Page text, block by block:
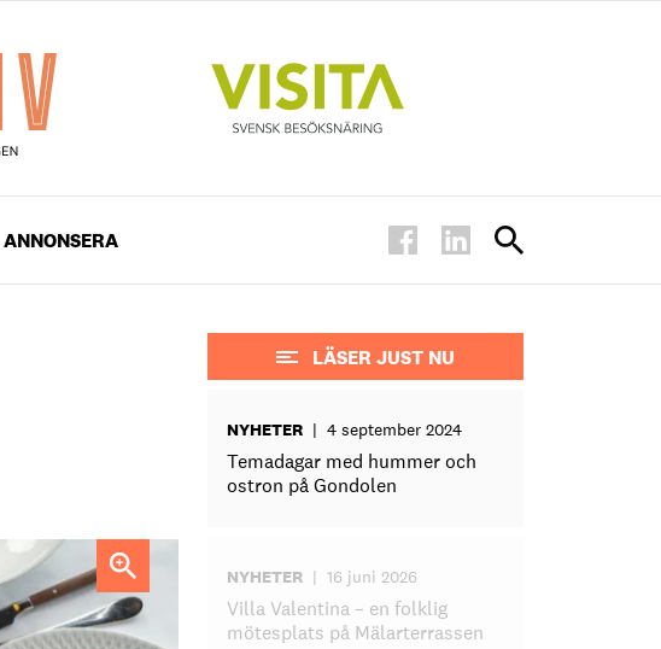
ANNONSERA
LÄSER JUST NU
NYHETER | 4 september 2024
Temadagar med hummer och
ostron på Gondolen
NYHETER | 16 juni 2026
Villa Valentina – en folklig
mötesplats på Mälarterrassen